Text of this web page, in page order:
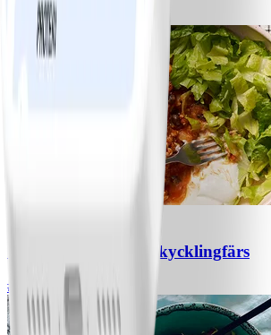
5 MIN
Chili con carne med kycklingfärs
#